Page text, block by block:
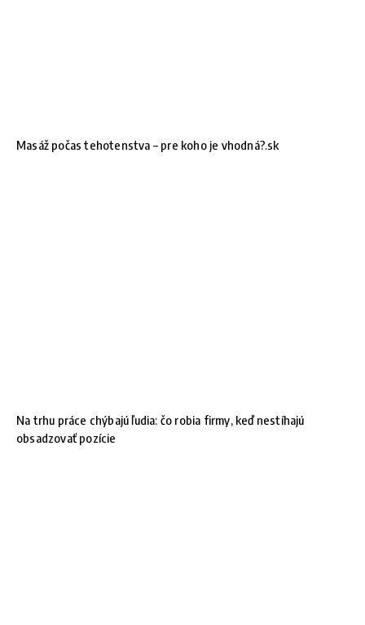
Masáž počas tehotenstva – pre koho je vhodná?.sk
Na trhu práce chýbajú ľudia: čo robia firmy, keď nestíhajú
obsadzovať pozície